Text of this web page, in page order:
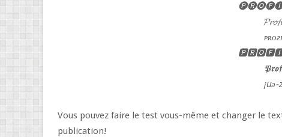
¡uǝ-
Vous pouvez faire le test vous-même et changer le
publication!